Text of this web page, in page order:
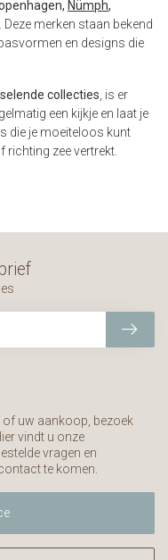
Nümph,
. Deze merken staan bekend
en designs die
collecties, is er
een kijkje en laat je
die je moeiteloos kunt
richting zee vertrekt.
uw aankoop, bezoek
vindt u onze
vragen en
te komen.